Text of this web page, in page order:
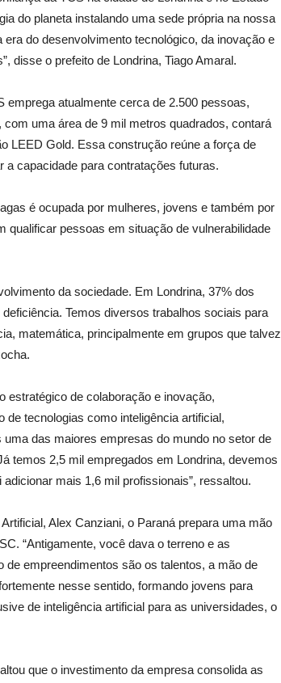
do planeta instalando uma sede própria na nossa
do desenvolvimento tecnológico, da inovação e
disse o prefeito de Londrina, Tiago Amaral.
emprega atualmente cerca de 2.500 pessoas,
uma área de 9 mil metros quadrados, contará
LEED Gold. Essa construção reúne a força de
capacidade para contratações futuras.
é ocupada por mulheres, jovens e também por
qualificar pessoas em situação de vulnerabilidade
da sociedade. Em Londrina, 37% dos
Temos diversos trabalhos sociais para
matemática, principalmente em grupos que talvez
estratégico de colaboração e inovação,
tecnologias como inteligência artificial,
das maiores empresas do mundo no setor de
temos 2,5 mil empregados em Londrina, devemos
mais 1,6 mil profissionais”, ressaltou.
Alex Canziani, o Paraná prepara uma mão
“Antigamente, você dava o terreno e as
empreendimentos são os talentos, a mão de
nesse sentido, formando jovens para
de inteligência artificial para as universidades, o
que o investimento da empresa consolida as